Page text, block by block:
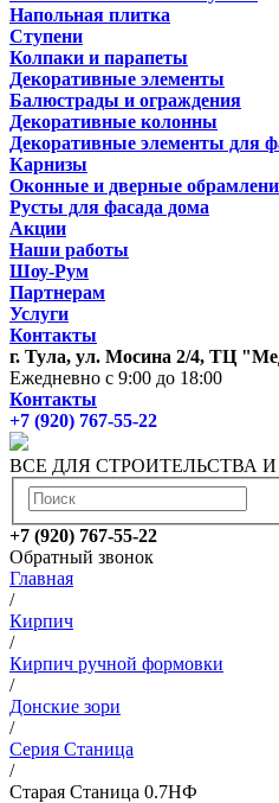
Напольная плитка
Ступени
Колпаки и парапеты
Декоративные элементы
Балюстрады и ограждения
Декоративные колонны
Декоративные элементы для
Карнизы
Оконные и дверные
Русты для фасада дома
Акции
Наши работы
Шоу-Рум
Партнерам
Услуги
Контакты
г. Тула, ул. Мосина 2/4, ТЦ
Ежедневно с 9:00 до 18:00
Контакты
+7 (920) 767-55-22
ВСЕ ДЛЯ СТРОИТЕЛЬСТВА
+7 (920) 767-55-22
Обратный звонок
Главная
/
Кирпич
/
Кирпич ручной формовки
/
Донские зори
/
Серия Станица
/
Старая Станица 0.7НФ